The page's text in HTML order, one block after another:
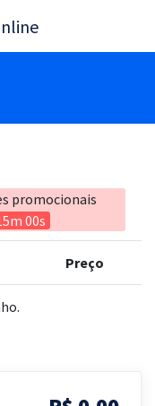
promocionais
00s
Preço